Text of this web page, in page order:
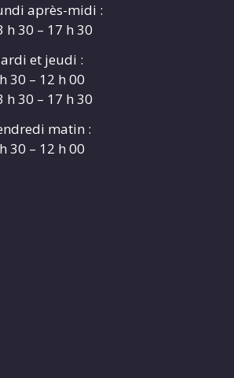
après-midi :
h 30 – 17 h 30
et jeudi :
30 – 12 h 00
h 30 – 17 h 30
matin :
30 – 12 h 00